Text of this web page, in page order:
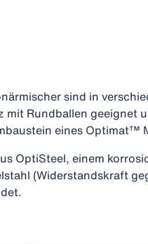
sind in
mit Rundballen geeignet
eines Optimat™
OptiSteel, einem
(Widerstandskraft